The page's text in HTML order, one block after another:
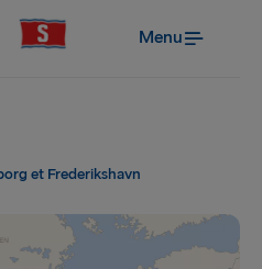
Menu
et Frederikshavn